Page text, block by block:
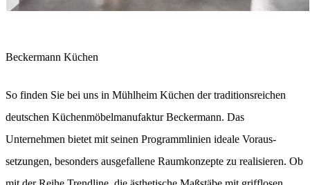
Beckermann Küchen
So finden Sie bei uns in Mühlheim Küchen der traditionsreichen
deutschen Küchen­möbel­manufaktur Beckermann. Das
Unternehmen bietet mit seinen Programm­linien ideale Voraus­
setzungen, besonders ausgefallene Raum­konzepte zu realisieren. Ob